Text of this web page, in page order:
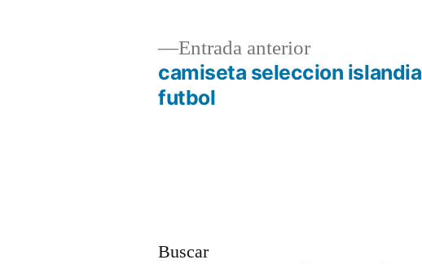
Navegación
Entrada anteriorEntrada
anterior:
camiseta seleccion islandia
futbol
Buscar